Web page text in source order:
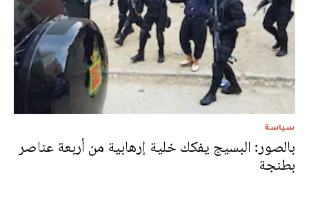
سياسة
بالصور: البسيج يفكك خلية إرهابية من أربعة عناصر
بطنجة